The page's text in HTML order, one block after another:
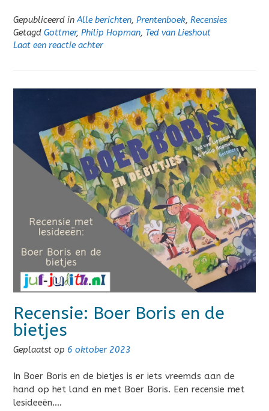
Gepubliceerd inAlle berichten, Prentenboek, Recensies
Getagd Gottmer, Philip Hopman, Ted van Lieshout
Laat een reactie achter
Recensie: Boer Boris en de
bietjes
Geplaatst op 6 oktober 2023
In Boer Boris en de bietjes is er iets vreemds aan de
hand op het land en met Boer Boris. Een recensie met
lesideeën….